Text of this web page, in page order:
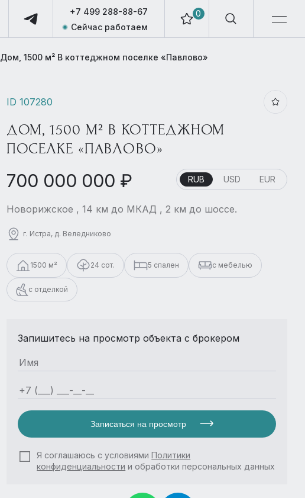
0
+7 499 288-88-67
Сейчас работаем
Дом, 1500 м² В коттеджном поселке «Павлово»
ID 107280
ДОМ, 1500 М² В КОТТЕДЖНОМ
ПОСЕЛКЕ «ПАВЛОВО»
700 000 000 ₽ RUB USD EUR
Новорижское , 14 км до МКАД , 2 км до шоссе.
г. Истра, д. Веледниково
1500 м² 24 сот. 5 спален с мебелью
с отделкой
Запишитесь на просмотр объекта с брокером
Записаться на просмотр
Я соглашаюсь с условиямиПолитики
конфиденциальности и обработки персональных данных